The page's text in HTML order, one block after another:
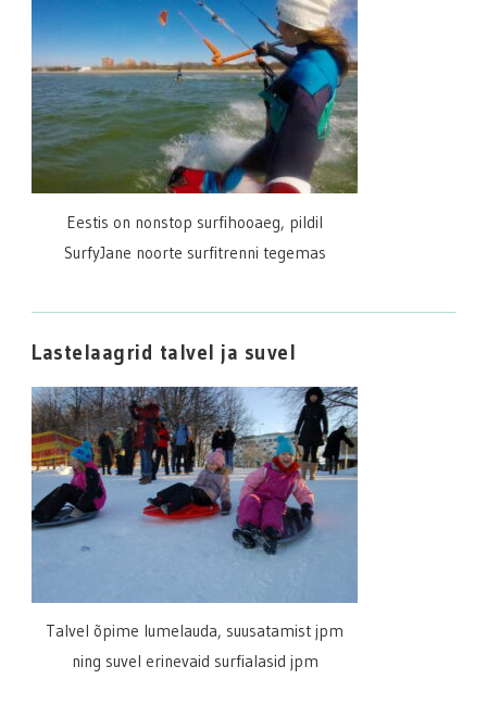
Eestis on nonstop surfihooaeg, pildil
SurfyJane noorte surfitrenni tegemas
Lastelaagrid talvel ja suvel
Talvel õpime lumelauda, suusatamist jpm
ning suvel erinevaid surfialasid jpm